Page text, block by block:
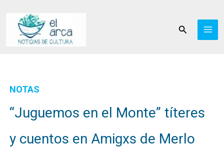
contenido
Buscar
NOTAS
“Juguemos en el Monte” títeres
y cuentos en Amigxs de Merlo